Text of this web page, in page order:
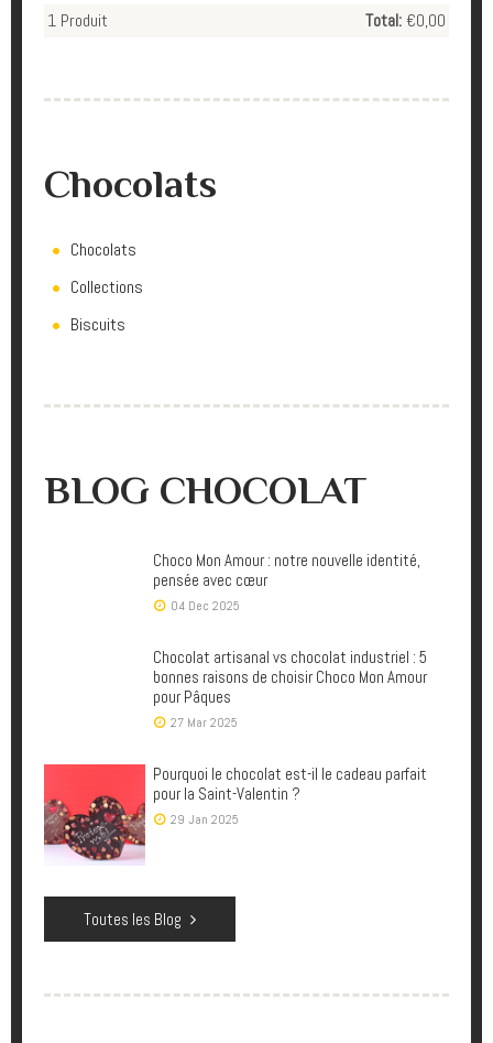
1 Produit Total: €0,00
Chocolats
Chocolats
Collections
Biscuits
BLOG CHOCOLAT
Choco Mon Amour : notre nouvelle identité,
pensée avec cœur
04 Dec 2025
Chocolat artisanal vs chocolat industriel : 5
bonnes raisons de choisir Choco Mon Amour
pour Pâques
27 Mar 2025
Pourquoi le chocolat est-il le cadeau parfait
pour la Saint-Valentin ?
29 Jan 2025
Toutes les Blog